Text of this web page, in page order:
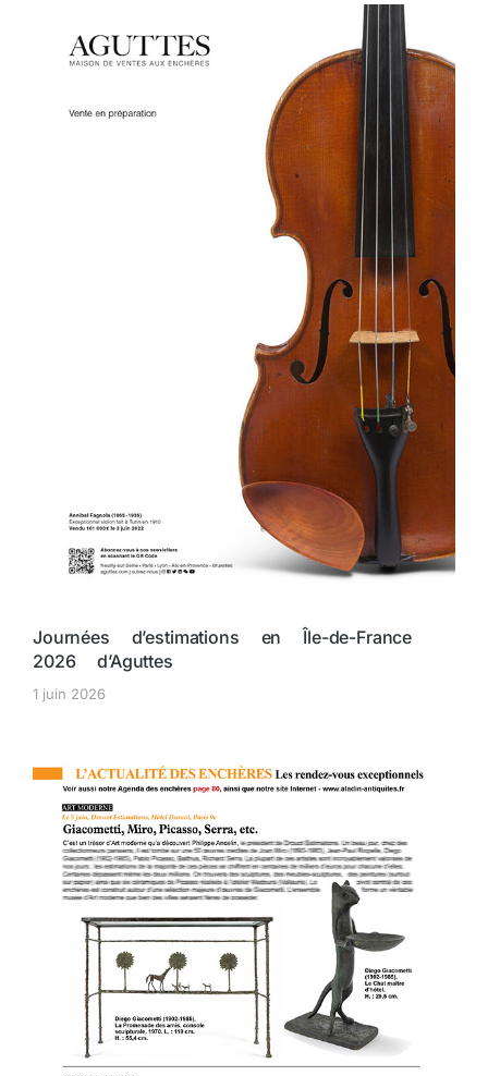
Journées d’estimations en Île-de-France
2026 d’Aguttes
1 juin 2026